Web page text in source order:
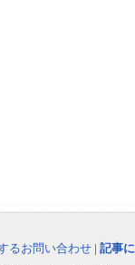
るお問い合わせ | 記事